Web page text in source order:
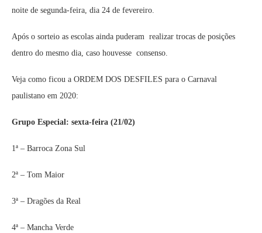
noite de segunda-feira, dia 24 de fevereiro.
Após o sorteio as escolas ainda puderam realizar trocas de posições
dentro do mesmo dia, caso houvesse consenso.
Veja como ficou a ORDEM DOS DESFILES para o Carnaval
paulistano em 2020:
Grupo Especial: sexta-feira (21/02)
1ª – Barroca Zona Sul
2ª – Tom Maior
3ª – Dragões da Real
4ª – Mancha Verde